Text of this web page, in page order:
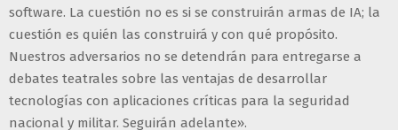
software. La cuestión no es si se construirán armas de IA; la
cuestión es quién las construirá y con qué propósito.
Nuestros adversarios no se detendrán para entregarse a
debates teatrales sobre las ventajas de desarrollar
tecnologías con aplicaciones críticas para la seguridad
nacional y militar. Seguirán adelante».